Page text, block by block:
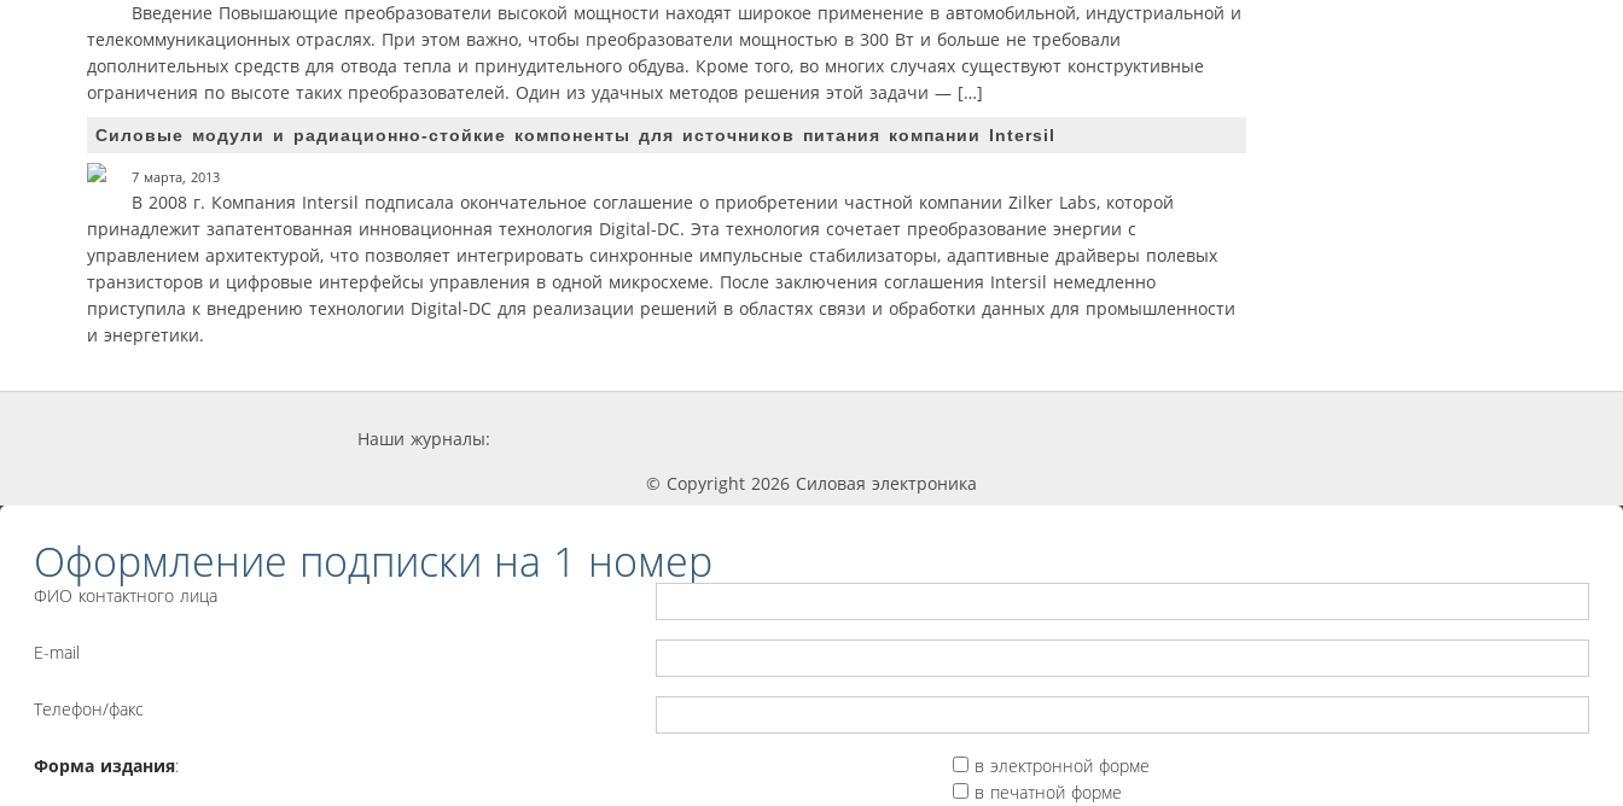
Введение Повышающие преобразователи высокой мощности находят широкое применение в автомобильной, индустриальной и
телекоммуникационных отраслях. При этом важно, чтобы преобразователи мощностью в 300 Вт и больше не требовали
дополнительных средств для отвода тепла и принудительного обдува. Кроме того, во многих случаях существуют конструктивные
ограничения по высоте таких преобразователей. Один из удачных методов решения этой задачи — […]
Силовые модули и радиационно-стойкие компоненты для источников питания компании Intersil
7 марта, 2013
В 2008 г. Компания Intersil подписала окончательное соглашение о приобретении частной компании Zilker Labs, которой
принадлежит запатентованная инновационная технология Digital-DC. Эта технология сочетает преобразование энергии с
управлением архитектурой, что позволяет интегрировать синхронные импульсные стабилизаторы, адаптивные драйверы полевых
транзисторов и цифровые интерфейсы управления в одной микросхеме. После заключения соглашения Intersil немедленно
приступила к внедрению технологии Digital-DC для реализации решений в областях связи и обработки данных для промышленности
и энергетики.
Наши журналы:
© Copyright 2026 Силовая электроника
Оформление подписки на 1 номер
ФИО контактного лица
E-mail
Телефон/факс
Форма издания:
в электронной форме
в печатной форме